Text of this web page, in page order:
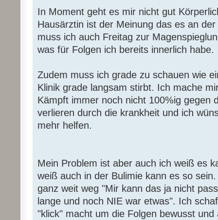
In Moment geht es mir nicht gut
Hausärztin ist der Meinung das es an
muss ich auch Freitag zur
was für Folgen ich bereits innerlich habe.
Zudem muss ich grade zu schauen wie
Klinik grade langsam stirbt. Ich mache
Kämpft immer noch nicht 100%ig gegen
verlieren durch die krankheit und ich
mehr helfen.
Mein Problem ist aber auch ich weiß es
weiß auch in der Bulimie kann es so
ganz weit weg "Mir kann das ja nicht
lange und noch NIE war etwas". Ich
"klick" macht um die Folgen bewusst